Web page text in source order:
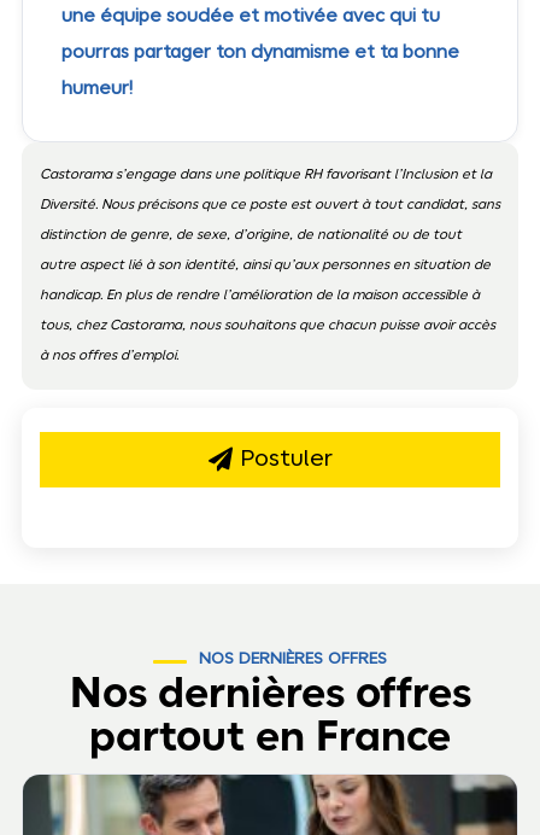
une équipe soudée et motivée avec qui tu
pourras partager ton dynamisme et ta bonne
humeur!
Castorama s’engage dans une politique RH favorisant l’Inclusion et la
Diversité. Nous précisons que ce poste est ouvert à tout candidat, sans
distinction de genre, de sexe, d’origine, de nationalité ou de tout
autre aspect lié à son identité, ainsi qu’aux personnes en situation de
handicap. En plus de rendre l’amélioration de la maison accessible à
tous, chez Castorama, nous souhaitons que chacun puisse avoir accès
à nos offres d’emploi.
Postuler
NOS DERNIÈRES OFFRES
Nos dernières offres
partout en France